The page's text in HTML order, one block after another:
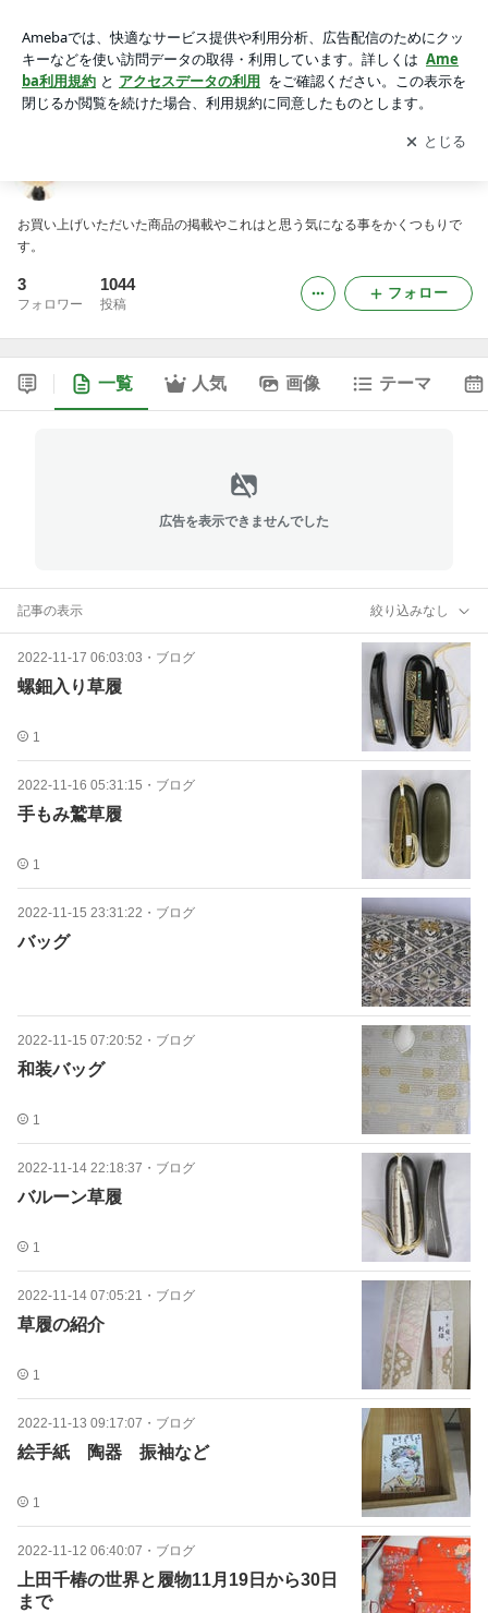
アプリをダウンロードして ブログの更新通知
を受け取りまし
ょう。
開く
お買い上げいただいた商品の掲載やこれはと思う気になる事をかくつもりで
す。
3
フォロワー
1044
投稿
フォロー
一覧 人気 画像 テーマ
広告を表示できませんでした
記事の表示 絞り込みなし
2022-11-17 06:03:03 ・ ブログ
螺鈿入り草履
1
2022-11-16 05:31:15 ・ ブログ
手もみ鷲草履
1
2022-11-15 23:31:22 ・ ブログ
バッグ
2022-11-15 07:20:52 ・ ブログ
和装バッグ
1
2022-11-14 22:18:37 ・ ブログ
バルーン草履
1
2022-11-14 07:05:21 ・ ブログ
草履の紹介
1
2022-11-13 09:17:07 ・ ブログ
絵手紙 陶器 振袖など
1
2022-11-12 06:40:07 ・ ブログ
上田千椿の世界と履物11月19日から30日
まで